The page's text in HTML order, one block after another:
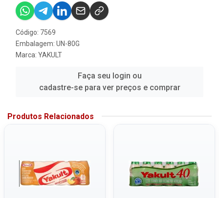
Código: 7569
Embalagem: UN-80G
Marca: YAKULT
Faça seu login ou
cadastre-se para ver preços e comprar
Produtos Relacionados